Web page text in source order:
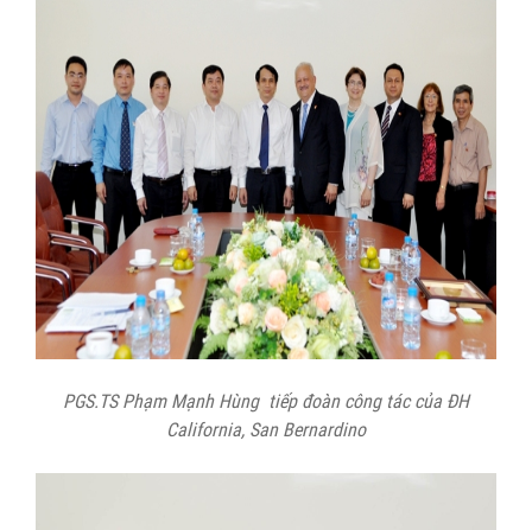
PGS.TS Phạm Mạnh Hùng tiếp đoàn công tác của ĐH
California, San Bernardino